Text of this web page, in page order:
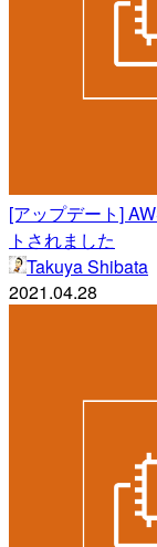
[アップデート]
トされました
Takuya Shibata
2021.04.28